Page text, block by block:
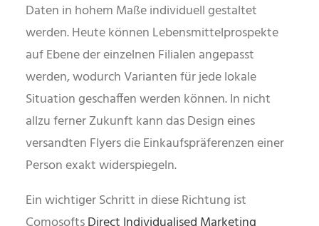
Daten in hohem Maße individuell gestaltet
werden. Heute können Lebensmittelprospekte
auf Ebene der einzelnen Filialen angepasst
werden, wodurch Varianten für jede lokale
Situation geschaffen werden können. In nicht
allzu ferner Zukunft kann das Design eines
versandten Flyers die Einkaufspräferenzen einer
Person exakt widerspiegeln.
Ein wichtiger Schritt in diese Richtung ist